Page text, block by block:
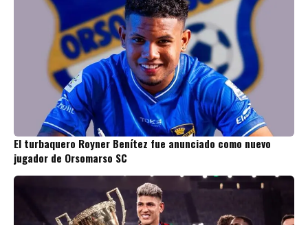
El turbaquero Royner Benítez fue anunciado como nuevo
jugador de Orsomarso SC